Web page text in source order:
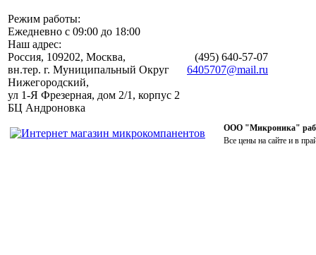
Режим работы:
Ежедневно с 09:00 до 18:00
Наш адрес:
Россия, 109202, Москва,
вн.тер. г. Муниципальный Округ
Нижегородский,
ул 1-Я Фрезерная, дом 2/1, корпус 2
БЦ Андроновка
(495) 640-57-07
6405707@mail.ru
ООО "Микроника"
Все цены на сайте и в